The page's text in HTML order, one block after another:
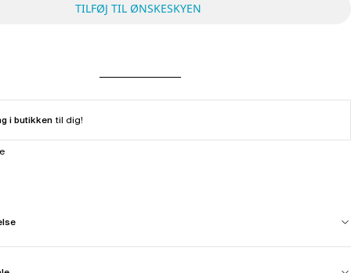
TILFØJ TIL ØNSKESKYEN
i butikken til dig!